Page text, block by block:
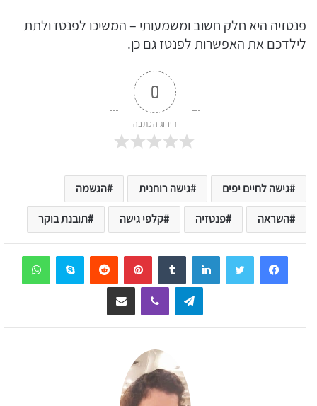
פנטזיה היא חלק חשוב ומשמעותי – המשיכו לפנטז ולתת
לילדכם את האפשרות לפנטז גם כן.
0
דירוג הכתבה
גישה לחיים יפים גישה רוחנית הגשמה
השראה פנטזיה קלפי גישה תובנת בוקר
LinkedIn
Tumblr
Pinterest
Reddit
Skype
Telegram
Viber שיתוף דרך המייל